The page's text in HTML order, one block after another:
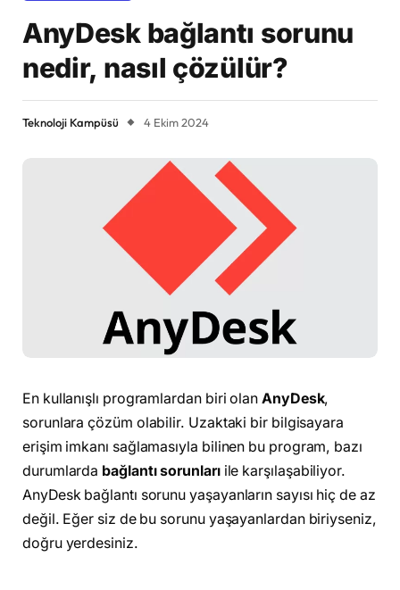
AnyDesk bağlantı sorunu
nedir, nasıl çözülür?
Teknoloji Kampüsü 4 Ekim 2024
En kullanışlı programlardan biri olan AnyDesk,
sorunlara çözüm olabilir. Uzaktaki bir bilgisayara
erişim imkanı sağlamasıyla bilinen bu program, bazı
durumlarda bağlantı sorunlarıile karşılaşabiliyor.
AnyDesk bağlantı sorunu yaşayanların sayısı hiç de az
değil. Eğer siz de bu sorunu yaşayanlardan biriyseniz,
doğru yerdesiniz.